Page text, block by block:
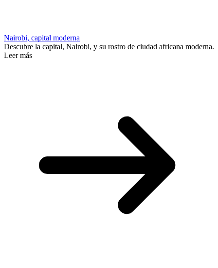
Nairobi, capital moderna
Descubre la capital, Nairobi, y su rostro de ciudad africana moderna.
Leer más